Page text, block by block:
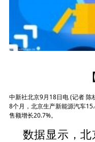
中新社北京9月18日电 (记者
8个月，北京生产新能源汽车
售额增长20.7%。
数据显示，